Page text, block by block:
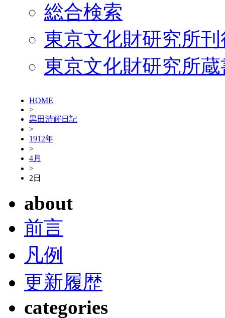
総合検索
東京文化財研究所
東京文化財研究所
HOME
>
黒田清輝日記
>
1912年
>
4月
>
2日
about
前言
凡例
更新履歴
categories